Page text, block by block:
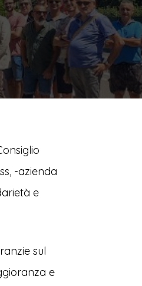
-azienda
e
sul
e